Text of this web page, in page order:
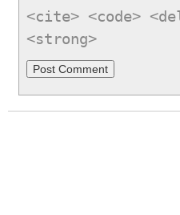
<cite> <code>
<strong>